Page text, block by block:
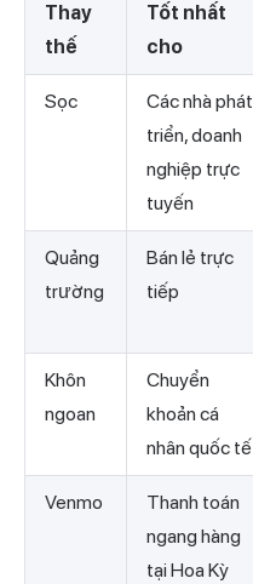
Thay
thế
Tốt nhất
cho
Sọc
Các nhà phát
triển, doanh
nghiệp trực
tuyến
Quảng
trường
Bán lẻ trực
tiếp
Khôn
ngoan
Chuyển
khoản cá
nhân quốc tế
Venmo
Thanh toán
ngang hàng
tại Hoa Kỳ